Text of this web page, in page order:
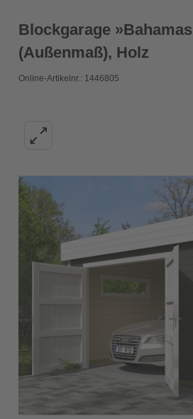
Blockgarage
(Außenmaß), Holz
Online-Artikelnr.: 1446805